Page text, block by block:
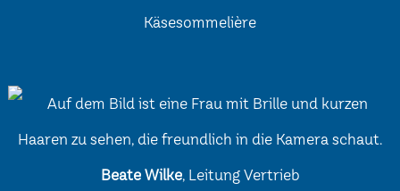
Käsesommelière
Beate Wilke, Leitung Vertrieb